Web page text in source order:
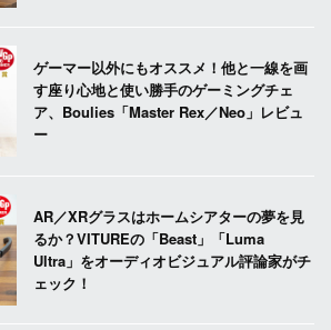
ゲーマー以外にもオススメ！他と一線を画
す座り心地と使い勝手のゲーミングチェ
ア、Boulies「Master Rex／Neo」レビュ
ー
AR／XRグラスはホームシアターの夢を見
るか？VITUREの「Beast」「Luma
Ultra」をオーディオビジュアル評論家がチ
ェック！